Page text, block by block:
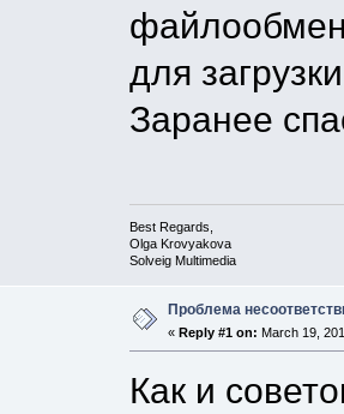
для
Заранее
Best Regards,
Olga Krovyakova
Solveig Multimedia
Проблема
« Reply #1 on: March 19,
Как и